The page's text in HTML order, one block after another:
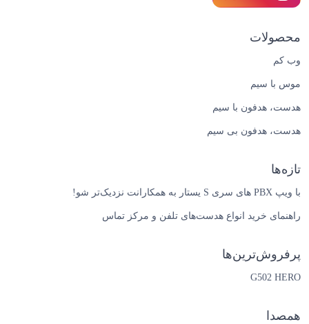
محصولات
وب کم
موس با سیم
هدست، هدفون با سیم
هدست، هدفون بی سیم
تازه‌ها
با ویپ PBX های سری S یستار به همکارانت نزدیک‌تر شو!
راهنمای خرید انواع هدست‌های تلفن و مرکز تماس
پرفروش‌ترین‌ها
G502 HERO
همصدا